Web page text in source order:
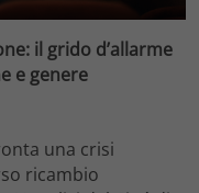
il grido d’allarme
e genere
una crisi
ricambio